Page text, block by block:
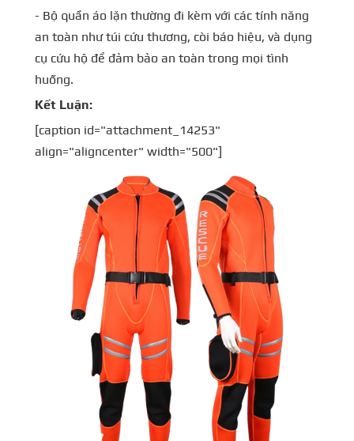
- Bộ quần áo lặn thường đi kèm với các tính năng
an toàn như túi cứu thương, còi báo hiệu, và dụng
cụ cứu hộ để đảm bảo an toàn trong mọi tình
huống.
Kết Luận:
[caption id="attachment_14253"
align="aligncenter" width="500"]